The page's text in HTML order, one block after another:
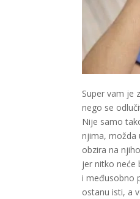
Super vam je
nego se
Nije samo
njima, možda
obzira na
jer nitko neće
i međusobno
ostanu isti, a